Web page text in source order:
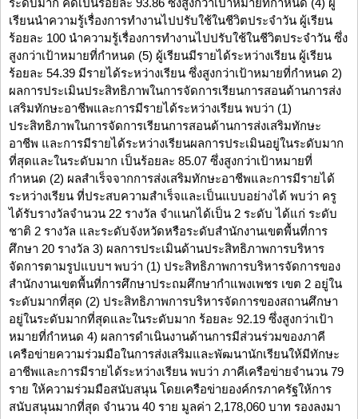
ระดับมาก คิดเป็นร้อยละ 93.86 ซึ่งสูงกว่าเป้าหมายที่กำหนด (4) ผู้
เรียนนำความรู้เรื่องการทำงานไปปรับใช้ในชีวิตประจำวัน ผู้เรียน
ร้อยละ 100 นำความรู้เรื่องการทำงานไปปรับใช้ในชีวิตประจำวัน ซึ่ง
สูงกว่าเป้าหมายที่กำหนด (5) ผู้เรียนมีรายได้ระหว่างเรียน ผู้เรียน
ร้อยละ 54.39 มีรายได้ระหว่างเรียน ซึ่งสูงกว่าเป้าหมายที่กำหนด 2)
ผลการประเมินประสิทธิภาพในการจัดการเรียนการสอนด้านการส่ง
เสริมทักษะอาชีพและการมีรายได้ระหว่างเรียน พบว่า (1)
ประสิทธิภาพในการจัดการเรียนการสอนด้านการส่งเสริมทักษะ
อาชีพ และการมีรายได้ระหว่างเรียนผลการประเมินอยู่ในระดับมาก
ที่สุดและในระดับมาก เป็นร้อยละ 85.07 ซึ่งสูงกว่าเป้าหมายที่
กำหนด (2) ผลสำเร็จจากการส่งเสริมทักษะอาชีพและการมีรายได้
ระหว่างเรียน ที่ประสบความสำเร็จและเป็นแบบอย่างได้ พบว่า ครู
ได้รับรางวัลจำนวน 22 รางวัล จำแนกได้เป็น 2 ระดับ ได้แก่ ระดับ
ชาติ 2 รางวัล และระดับจังหวัดหรือระดับสำนักงานเขตพื้นที่การ
ศึกษา 20 รางวัล 3) ผลการประเมินด้านประสิทธิภาพการบริหาร
จัดการตามรูปแบบฯ พบว่า (1) ประสิทธิภาพการบริหารจัดการของ
สำนักงานเขตพื้นที่การศึกษาประถมศึกษากำแพงเพชร เขต 2 อยู่ใน
ระดับมากที่สุด (2) ประสิทธิภาพการบริหารจัดการของสถานศึกษา
อยู่ในระดับมากที่สุดและในระดับมาก ร้อยละ 92.19 ซึ่งสูงกว่าเป้า
หมายที่กำหนด 4) ผลการดำเนินงานด้านการมีส่วนร่วมของภาคี
เครือข่ายความร่วมมือในการส่งเสริมและพัฒนานักเรียนให้มีทักษะ
อาชีพและการมีรายได้ระหว่างเรียน พบว่า ภาคีเครือข่ายจำนวน 79
ราย ให้ความร่วมมือสนับสนุน โดยเครือข่ายองค์กรภาครัฐให้การ
สนับสนุนมากที่สุด จำนวน 40 ราย มูลค่า 2,178,060 บาท รองลงมา